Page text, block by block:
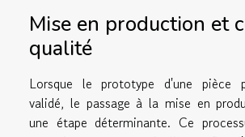
Mise en production et
qualité
Lorsque le prototype d'une pièce
validé, le passage à la mise en
une étape déterminante. Ce